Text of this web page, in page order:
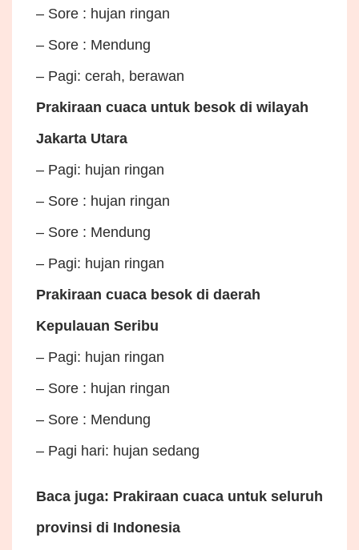
– Sore : hujan ringan
– Sore : Mendung
– Pagi: cerah, berawan
Prakiraan cuaca untuk besok di wilayah
Jakarta Utara
– Pagi: hujan ringan
– Sore : hujan ringan
– Sore : Mendung
– Pagi: hujan ringan
Prakiraan cuaca besok di daerah
Kepulauan Seribu
– Pagi: hujan ringan
– Sore : hujan ringan
– Sore : Mendung
– Pagi hari: hujan sedang
Baca juga: Prakiraan cuaca untuk seluruh
provinsi di Indonesia